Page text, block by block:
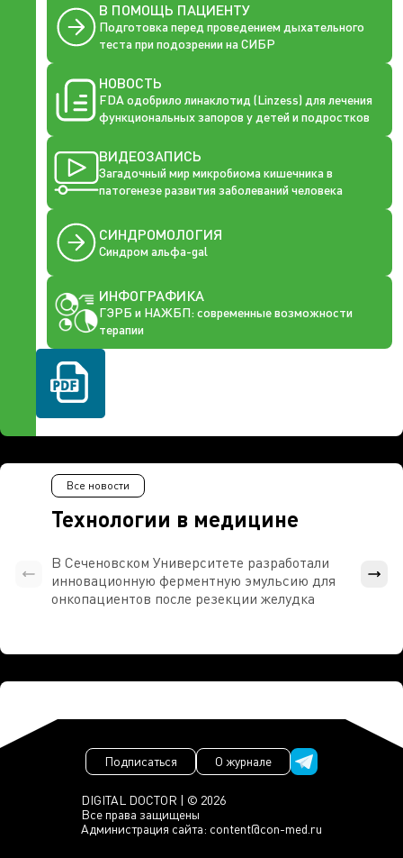
В ПОМОЩЬ ПАЦИЕНТУ
Подготовка перед проведением дыхательного
теста при подозрении на СИБР
НОВОСТЬ
FDA одобрило линаклотид (Linzess) для лечения
функциональных запоров у детей и подростков
ВИДЕОЗАПИСЬ
Загадочный мир микробиома кишечника в
патогенезе развития заболеваний человека
СИНДРОМОЛОГИЯ
Синдром альфа-gal
ИНФОГРАФИКА
ГЭРБ и НАЖБП: современные возможности
терапии
Технологии в медицине
Все новости
В Сеченовском Университете разработали
инновационную ферментную эмульсию для
онкопациентов после резекции желудка
DIGITAL DOCTOR | © 2026
Все права защищены
Администрация сайта: content@con-med.ru
Подписаться О журнале